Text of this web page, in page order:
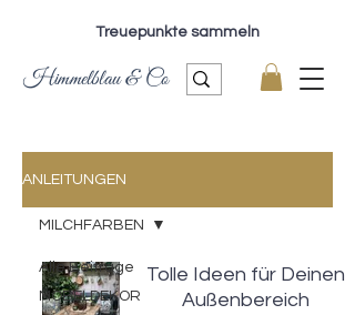
Treuepunkte sammeln
Himmelblau & Co
ANLEITUNGEN
Alle Beiträge
MÖBELDEKOR
MILCHFARBEN
Tolle Ideen für Deinen
Außenbereich